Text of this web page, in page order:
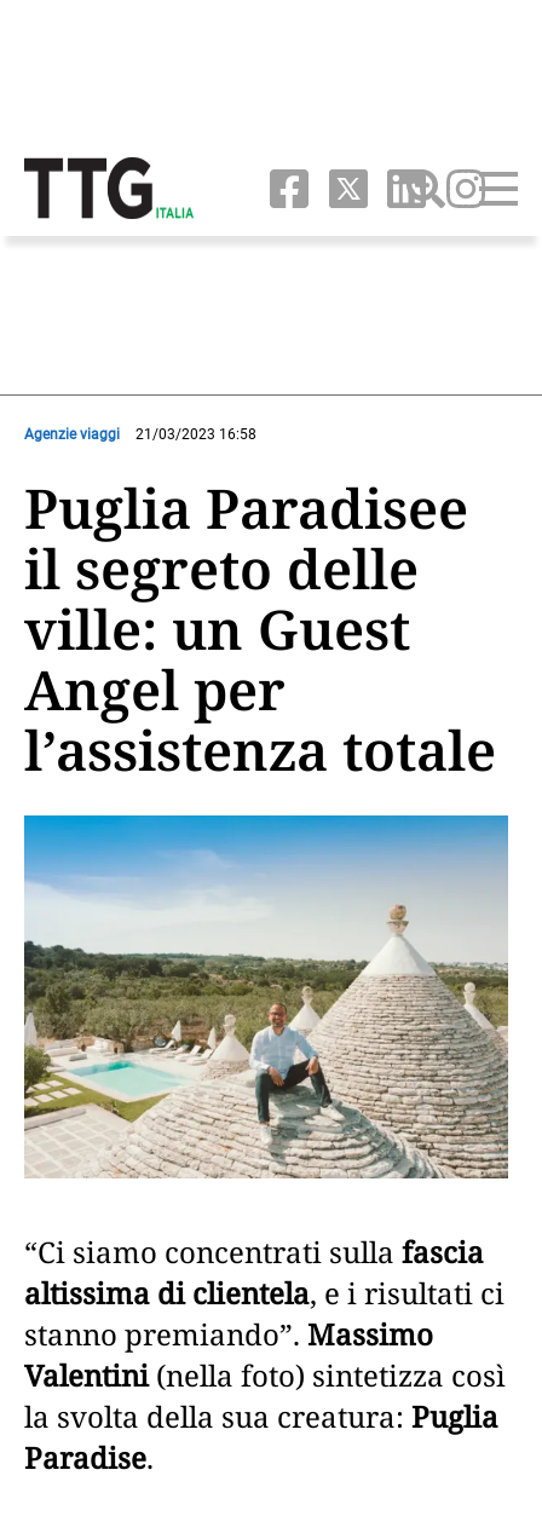
Agenzie viaggi 21/03/2023 16:58
Puglia Paradisee
il segreto delle
ville: un Guest
Angel per
l’assistenza totale
“Ci siamo concentrati sulla fascia
altissima di clientela, e i risultati ci
stanno premiando”. Massimo
Valentini(nella foto) sintetizza così
la svolta della sua creatura: Puglia
Paradise.